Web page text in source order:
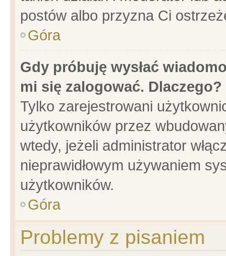
postów albo przyzna Ci
Góra
Gdy próbuję wysłać
mi się zalogować. Dlaczego?
Tylko zarejestrowani
użytkowników przez
wtedy, jeżeli administrator
nieprawidłowym używaniem
użytkowników.
Góra
Problemy z pisaniem